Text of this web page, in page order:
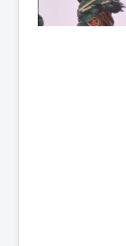
Films
Denshi
隊 デ